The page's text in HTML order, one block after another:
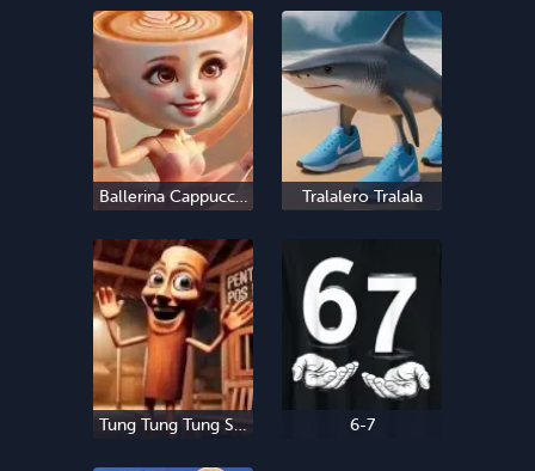
Ballerina Cappuccina Tralalero Tralala
Tung Tung Tung Sahur 6-7